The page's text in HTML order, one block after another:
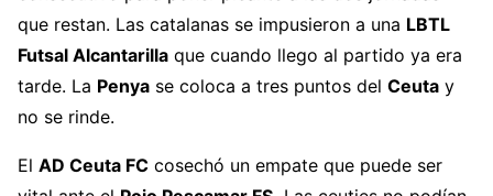
🪽@africalc22
👕 @AtleticoTorcal
🎯 @Vaneyvienen
👕…pic.twitter.com/i46ox24UUo
que restan. Las catalanas se impusieron a una LBTL
Futsal Alcantarilla que cuando llego al partido ya era
tarde. La Penya se coloca a tres puntos del Ceuta y
no se rinde.
El AD Ceuta FC cosechó un empate que puede ser